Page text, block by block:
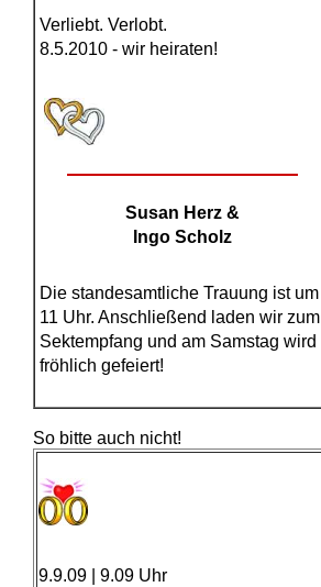
Verliebt. Verlobt.
8.5.2010 - wir heiraten!
Susan Herz &
Ingo Scholz
Die standesamtliche Trauung ist um
11 Uhr. Anschließend laden wir zum
Sektempfang und am Samstag wird
fröhlich gefeiert!
So bitte auch nicht!
9.9.09 | 9.09 Uhr